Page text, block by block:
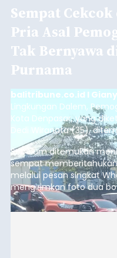
Sempat
Pria Asal
Tak Bernyawa
Purnama
balitribune.co.id I
Lingkungan Dalem,
Kota Denpasar, yang
Dedi Wiranata (35),
pesisir Pantai Purnama,
Sebelum ditemukan
sempat
melalui pesan singkat
mengirimkan foto dua
istrinya.